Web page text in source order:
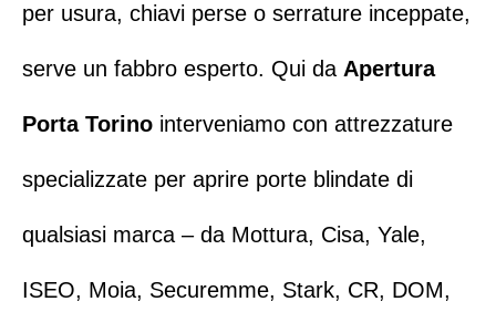
per usura, chiavi perse o serrature inceppate,
serve un fabbro esperto. Qui da Apertura
Porta Torino interveniamo con attrezzature
specializzate per aprire porte blindate di
qualsiasi marca – da Mottura, Cisa, Yale,
ISEO, Moia, Securemme, Stark, CR, DOM,